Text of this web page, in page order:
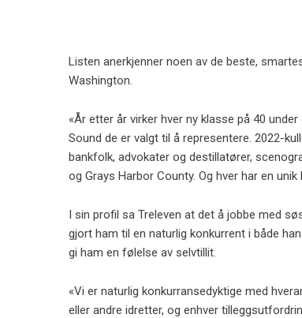
Listen anerkjenner noen av de beste,
Washington.
«År etter år virker hver ny klasse på 40
Sound de er valgt til å representere. 2022-
bankfolk, advokater og destillatører,
og Grays Harbor County. Og hver har en unik
I sin profil sa Treleven at det å jobbe med
gjort ham til en naturlig konkurrent i både
gi ham en følelse av selvtillit.
«Vi er naturlig konkurransedyktige med
eller andre idretter, og enhver